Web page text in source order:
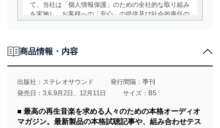
て、当社は「個人情報保護」のための全社的な取り組み
を実施し、お客様への「安心」の提供及び社会的責任の
用目的を明確にし、本人の同意を得たうえで利用目的の
達成に必要な範囲内で適法かつ公正な手段によって取
得・利用・提供を行います。また、当社が保有している
個人情報は、同意を得ずに目的外利用、第三者への提
みを確実にするため、従業者等の教育を徹底してまいり
ます。また、目的外利用を行わないために、適切な管理
商品情報・内容
出版社： ステレオサウンド
発行間隔：季刊
発売日：3,6,9月2日、12月11日
サイズ：B5
■ 最高の再生音楽を求める人々のための本格オーディオ
マガジン。最新製品の本格試聴記事や、組み合わせテス